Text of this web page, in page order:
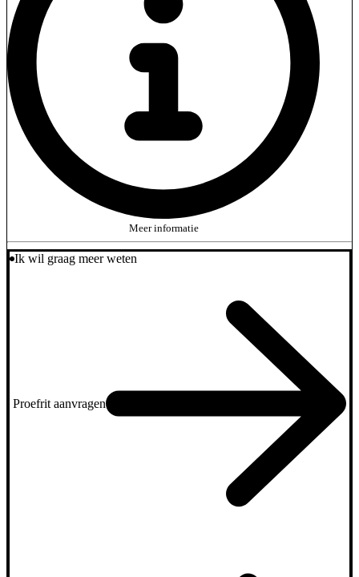
Meer informatie
Ik wil graag meer weten
Proefrit aanvragen